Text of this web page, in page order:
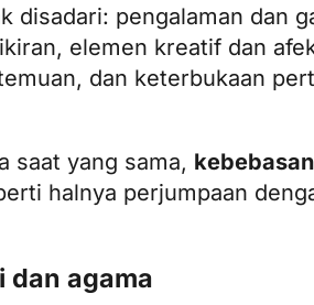
pengalaman dan
elemen kreatif dan
dan keterbukaan
saat yang sama,
halnya perjumpaan
dan agama